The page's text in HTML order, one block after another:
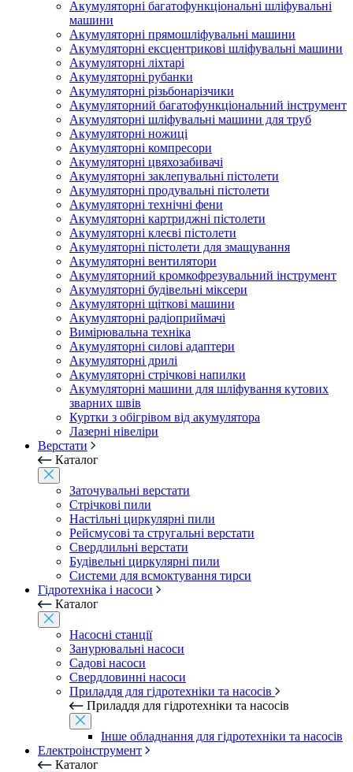
Акумуляторні багатофункціональні шліфувальні
машини
Акумуляторні прямошліфувальні машини
Акумуляторні ексцентрикові шліфувальні машини
Акумуляторні ліхтарі
Акумуляторні рубанки
Акумуляторні різьбонарізчики
Акумуляторний багатофункціональний інструмент
Акумуляторні шліфувальні машини для труб
Акумуляторні ножиці
Акумуляторні компресори
Акумуляторні цвяхозабивачі
Акумуляторні заклепувальні пістолети
Акумуляторні продувальні пістолети
Акумуляторні технічні фени
Акумуляторні картриджні пістолети
Акумуляторні клеєві пістолети
Акумуляторні пістолети для змащування
Акумуляторні вентилятори
Акумуляторний кромкофрезувальний інструмент
Акумуляторні будівельні міксери
Акумуляторні щіткові машини
Акумуляторні радіоприймачі
Вимірювальна техніка
Акумуляторні силові адаптери
Акумуляторні дрилі
Акумуляторні стрічкові напилки
Акумуляторні машини для шліфування кутових
зварних швів
Куртки з обігрівом від акумулятора
Лазерні нівеліри
Верстати
Каталог
Заточувальні верстати
Стрічкові пили
Настільні циркулярні пили
Рейсмусові та стругальні верстати
Свердлильні верстати
Будівельні циркулярні пили
Системи для всмоктування тирси
Гідротехніка і насоси
Каталог
Насосні станції
Занурювальні насоси
Садові насоси
Свердловинні насоси
Приладдя для гідротехніки та насосів
Приладдя для гідротехніки та насосів
Інше обладнання для гідротехніки та насосів
Електроінструмент
Каталог